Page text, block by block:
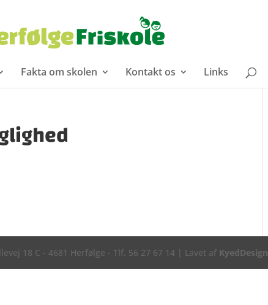
Fakta om skolen Kontakt os Links
18 C - 4681 Herfølge - Tlf. 56 27 67 14 | Lavet af KyedDesign